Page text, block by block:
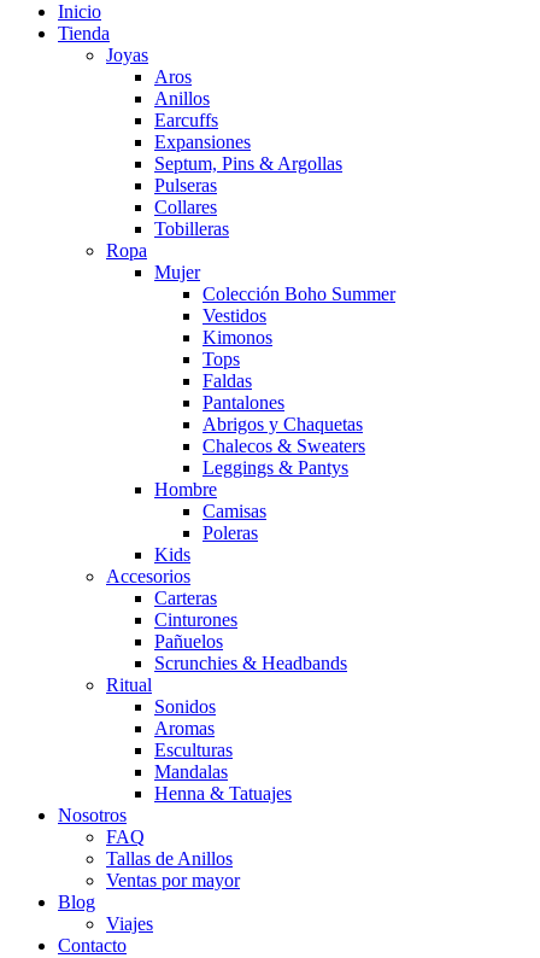
Inicio
Tienda
Joyas
Aros
Anillos
Earcuffs
Expansiones
Septum, Pins & Argollas
Pulseras
Collares
Tobilleras
Ropa
Mujer
Colección Boho Summer
Vestidos
Kimonos
Tops
Faldas
Pantalones
Abrigos y Chaquetas
Chalecos & Sweaters
Leggings & Pantys
Hombre
Camisas
Poleras
Kids
Accesorios
Carteras
Cinturones
Pañuelos
Scrunchies & Headbands
Ritual
Sonidos
Aromas
Esculturas
Mandalas
Henna & Tatuajes
Nosotros
FAQ
Tallas de Anillos
Ventas por mayor
Blog
Viajes
Contacto